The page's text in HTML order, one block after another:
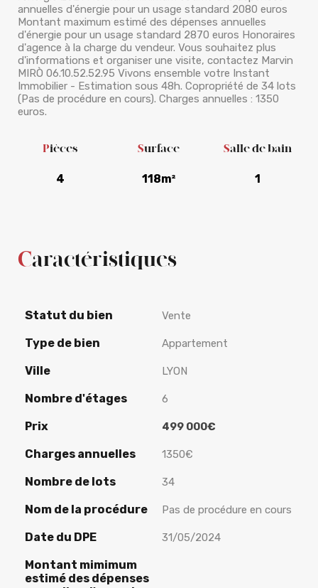
annuelles d'énergie pour un usage standard 2080 euros
Montant maximum estimé des dépenses annuelles
d'énergie pour un usage standard 2870 euros Honoraires
d'agence à la charge du vendeur. Vous souhaitez plus
d'informations et organiser une visite, contactez Marvin
MIRÒ 06.10.52.52.95 Vivons ensemble votre Instant
Immobilier - Estimation sous 48h. Copropriété de 34 lots
(Pas de procédure en cours). Charges annuelles : 1350
euros.
Pièces
4
Surface
118m²
Salle de bain
1
Caractéristiques
Statut du bien Vente
Type de bien Appartement
Ville LYON
Nombre d'étages 6
Prix 499 000€
Charges annuelles 1350€
Nombre de lots 34
Nom de la procédure Pas de procédure en cours
Date du DPE 31/05/2024
Montant mimimum
estimé des dépenses